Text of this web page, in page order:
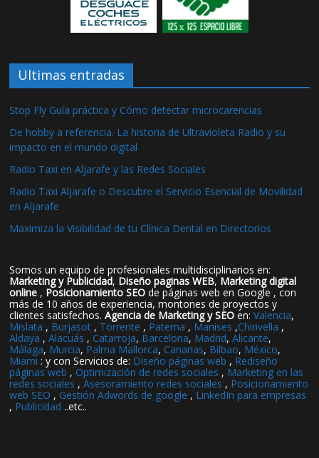
Ultimas entradas
Stop Fly Guía práctica y Cómo detectar microcarencias
De hobby a referencia. La historia de Ultravioleta Radio y su
impacto en el mundo digital
Radio Taxi en Aljarafe y las Redes Sociales
Radio Taxi Aljarafe o Descubre el Servicio Esencial de Movilidad
en Aljarafe
Maximiza la Visibilidad de tu Clínica Dental en Directorios
Somos un equipo de profesionales multidisciplinarios en:
Marketing y Publicidad, Diseño paginas WEB, Marketing digital
online , Posicionamiento SEO de páginas web en Google , con
más de 10 años de experiencia, montones de proyectos y
clientes satisfechos.Agencia de Marketing y SEO en:Valencia,
Mislata , Burjasot , Torrente , Paterna , Manises ,Chirivella ,
Aldaya ,Alacuás , Catarroja, Barcelona, Madrid,Alicante,
Málaga, Murcia, Palma Mallorca, Canarias, Bilbao, México,
Miami : y con Servicios de: Diseño páginas web , Rediseño
páginas web , Optimización de redes sociales , Marketing en las
redes sociales ,Asesoramiento redes sociales , Posicionamiento
web SEO , Gestión Adwords de google , LinkedIn para empresas
, Publicidad ..etc..